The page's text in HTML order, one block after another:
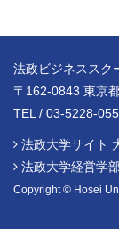
法政ビジネススク
〒162-0843 東京
TEL / 03-5228-
法政大学サイト
法政大学経営学
Copyright © Hosei